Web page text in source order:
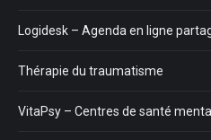
Logidesk – Agenda en ligne
Thérapie du traumatisme
VitaPsy – Centres de santé